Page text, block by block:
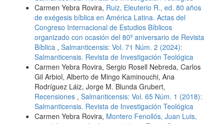
Carmen Yebra Rovira, Ruiz, Eleuterio R., ed. 80 años
de exégesis bíblica en América Latina. Actas del
Congreso Internacional de Estudios Bíblicos
organizado con ocasión del 80º aniversario de Revista
Bíblica , Salmanticensis: Vol. 71 Núm. 2 (2024):
Salmanticensis. Revista de Investigación Teológica
Carmen Yebra Rovira, Sergio Rosell Nebreda, Carlos
Gil Arbiol, Alberto de Mingo Kaminouchi, Ana
Rodríguez Láiz, Jorge M. Blunda Grubert,
Recensiones , Salmanticensis: Vol. 65 Núm. 1 (2018):
Salmanticensis. Revista de Investigación Teológica
Carmen Yebra Rovira, Montero Fenollós, Juan Luis,